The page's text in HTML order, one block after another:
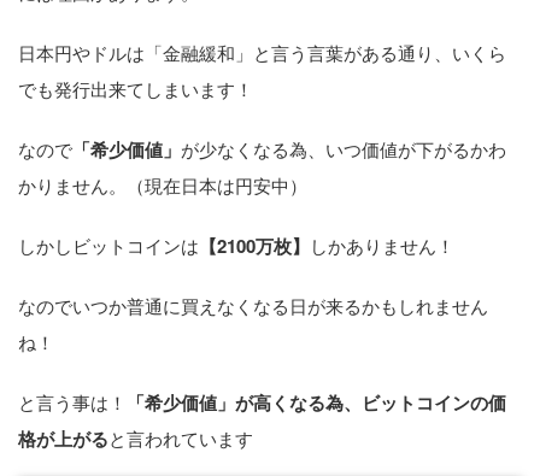
日本円やドルは「金融緩和」と言う言葉がある通り、いくら
でも発行出来てしまいます！
なので 「希少価値」 が少なくなる為、いつ価値が下がるかわ
かりません。（現在日本は円安中）
しかしビットコインは 【2100万枚】 しかありません！
なのでいつか普通に買えなくなる日が来るかもしれません
ね！
と言う事は！
「希少価値」が高くなる為、ビットコインの価
格が上がると言われています